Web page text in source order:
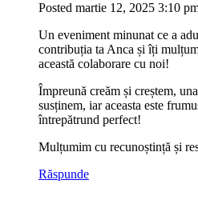
Posted martie 12, 2025 3:10
Un eveniment minunat ce a
contribuția ta Anca și îți
această colaborare cu noi!
Împreună creăm și creștem,
susținem, iar aceasta este
întrepătrund perfect!
Mulțumim cu recunoștință și
Răspunde